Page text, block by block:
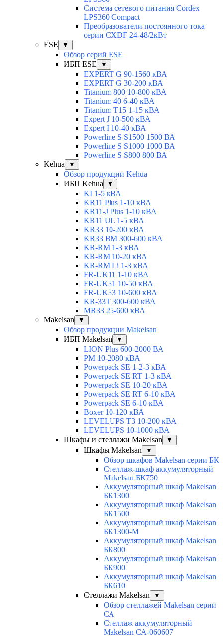
Система сетевого питания Cordex
LPS360 Compact
Преобразователи постоянного тока
серии CXDF 24-48/2кВт
ESE
▼
Обзор серий ESE
ИБП ESE
▼
EXPERT G 90-1560 кВА
EXPERT G 30-200 кВА
Titanium 800 10-800 кВА
Titanium 40 6-40 кВА
Titanium T15 1-15 кВА
Expert J 10-500 кВА
Expert I 10-40 кВА
Powerline S S1500 1500 ВА
Powerline S S1000 1000 ВА
Powerline S S800 800 ВА
Kehua
▼
Обзор продукции Kehua
ИБП Kehua
▼
KI 1-5 кВА
KR11 Plus 1-10 кВА
KR11-J Plus 1-10 кВА
KR11 UL 1-5 кВА
KR33 10-200 кВА
KR33 BM 300-600 кВА
KR-RM 1-3 кВА
KR-RM 10-20 кВА
KR-RM Li 1-3 кВА
FR-UK11 1-10 кВА
FR-UK31 10-50 кВА
FR-UK33 10-600 кВА
KR-33T 300-600 кВА
MR33 25-600 кВА
Makelsan
▼
Обзор продукции Makelsan
ИБП Makelsan
▼
LION Plus 600-2000 ВА
PM 10-2080 кВА
Powerpack SE 1-2-3 кВА
Powerpack SE RT 1-3 кВА
Powerpack SE 10-20 кВА
Powerpack SE RT 6-10 кВА
Powerpack SE 6-10 кВА
Boxer 10-120 кВА
LEVELUPS T3 10-200 кВА
LEVELUPS 10-1000 кВА
Шкафы и стеллажи Makelsan
▼
Шкафы Makelsan ▼
Обзор шкафов Makelsan серии БК
Стеллаж-шкаф аккумуляторный
Makelsan БК750
Аккумуляторный шкаф Makelsan
БК1300
Аккумуляторный шкаф Makelsan
БК1500
Аккумуляторный шкаф Makelsan
БК1300-М
Аккумуляторный шкаф Makelsan
БК800
Аккумуляторный шкаф Makelsan
БК900
Аккумуляторный шкаф Makelsan
БК610
Стеллажи Makelsan
▼
Обзор стеллажей Makelsan серии
СА
Cтеллаж аккумуляторный
Makelsan СА-060607